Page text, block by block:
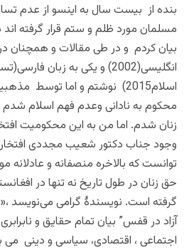
بنده از بیست سال به اینسو از عدم
مسلمان مورد ظلم و ستم قرار گرفته اند
بیان کردم و در طی مقالات و همچنان
انگلیسی(2002) و یکی به زبان
اسلام2015) نوشتم و اما توسط
محکوم به نادانی وعدم فهم اسلام شدم
زنان شدم. اما من به این محکومیت
وجود جناب دکتور شعیب مجددی افتخار
توانست که بالاخره منصفانه و عادلانه
حق زنان در طول تاریخ نه تنها در
گرفته است. نویسندۀ گرامی می‌نویسد
آزاد در قفس” بیان تمام حقایق و